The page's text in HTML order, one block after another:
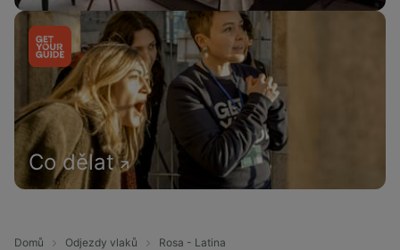
Co dělat
Domů Odjezdy vlaků Rosa - Latina